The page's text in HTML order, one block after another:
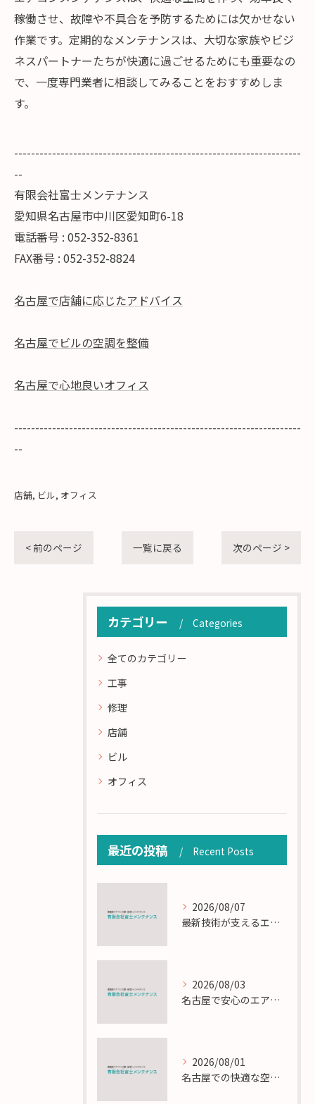
稼働させ、故障や不具合を予防するためには欠かせない
作業です。定期的なメンテナンスは、大切な家族やビジ
ネスパートナーたちが快適に過ごせるためにも重要なの
で、一度専門業者に相談してみることをおすすめしま
す。
--------------------------------------------------------------------
--
有限会社富士メンテナンス
愛知県名古屋市中川区愛知町6-18
電話番号 : 052-352-8361
FAX番号 : 052-352-8824
名古屋で店舗に応じたアドバイス
名古屋でビルの空調を整備
名古屋で心地良いオフィス
--------------------------------------------------------------------
--
店舗 ビル オフィス
< 前のページ 一覧に戻る 次のページ >
カテゴリー Categories
全てのカテゴリー
工事
修理
店舗
ビル
オフィス
最近の投稿 Recent Posts
2026/08/07
最新技術が支えるエアコン工事の匠の技術解説
2026/08/03
名古屋で安心のエアコン工事と定期メンテナンスの重要性
2026/08/01
名古屋での快適な空調を実現するエアコンサービスの技術